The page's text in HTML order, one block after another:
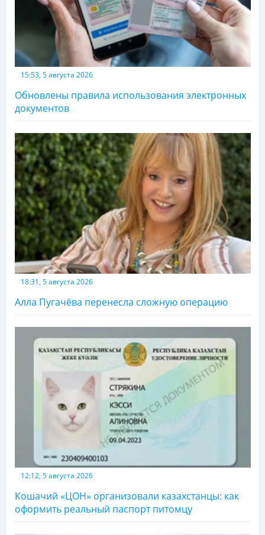
15:53, 5 августа 2026
Обновлены правила использования электронных
документов
18:31, 5 августа 2026
Алла Пугачёва перенесла сложную операцию
12:12, 5 августа 2026
Кошачий «ЦОН» организовали казахстанцы: как
оформить реальный паспорт питомцу